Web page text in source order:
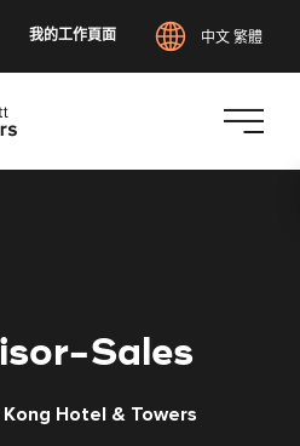
我的工作頁面 中文 繁體
Sales
Hotel & Towers